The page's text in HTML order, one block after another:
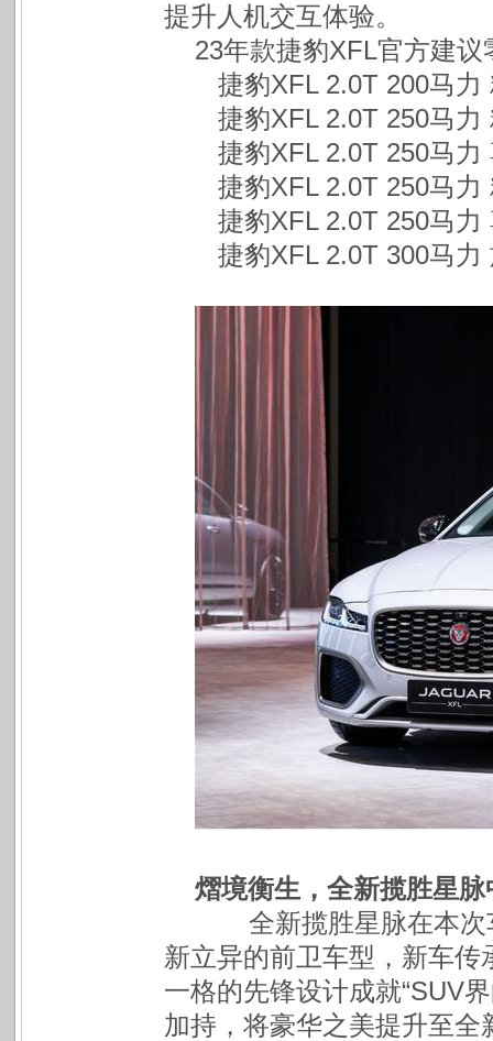
提升人机交互体验。
23年款捷豹XFL官方建议
 捷豹XFL 2.0T 200马
 捷豹XFL 2.0T 250马
 捷豹XFL 2.0T 250马
 捷豹XFL 2.0T 250马
 捷豹XFL 2.0T 250马
 捷豹XFL 2.0T 300马
熠境衡生，全新揽胜星脉
全新揽胜星脉在本次
新立异的前卫车型，新车传
一格的先锋设计成就“SUV
加持，将豪华之美提升至全